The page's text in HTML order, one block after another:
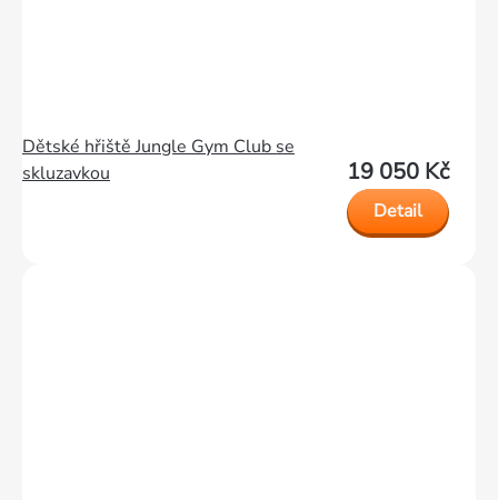
Dětské hřiště Jungle Gym Club se
skluzavkou
19 050 Kč
Detail